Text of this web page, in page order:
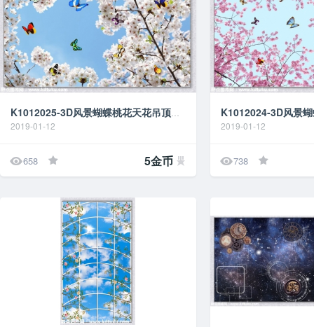
2019-01-12
658 5金币
2019-01-12
738